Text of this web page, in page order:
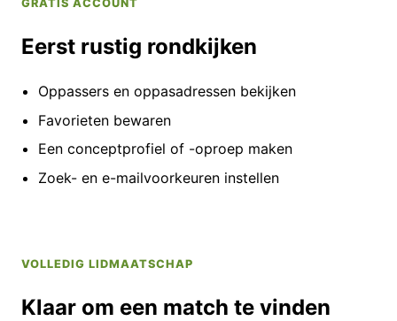
GRATIS ACCOUNT
Eerst rustig rondkijken
Oppassers en oppasadressen bekijken
Favorieten bewaren
Een conceptprofiel of -oproep maken
Zoek- en e-mailvoorkeuren instellen
VOLLEDIG LIDMAATSCHAP
Klaar om een match te vinden